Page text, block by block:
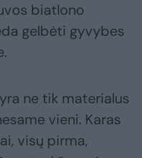
biatlono
gelbėti gyvybes
ne tik materialus
vieni. Karas
visų pirma,